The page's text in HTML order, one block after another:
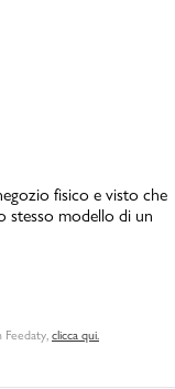
fisico e visto che
stesso modello di un
Feedaty clicca qui.